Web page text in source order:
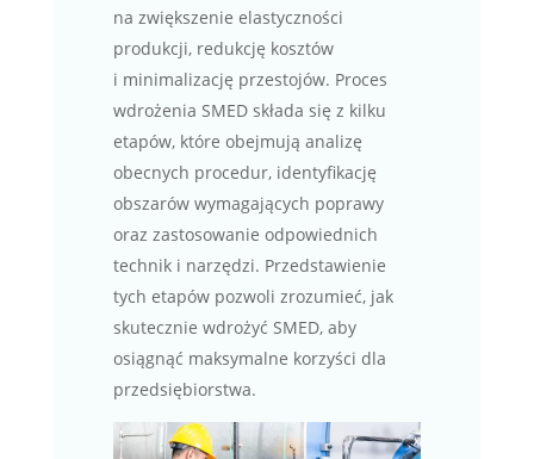
na zwiększenie elastyczności
produkcji, redukcję kosztów
i minimalizację przestojów. Proces
wdrożenia SMED składa się z kilku
etapów, które obejmują analizę
obecnych procedur, identyfikację
obszarów wymagających poprawy
oraz zastosowanie odpowiednich
technik i narzędzi. Przedstawienie
tych etapów pozwoli zrozumieć, jak
skutecznie wdrożyć SMED, aby
osiągnąć maksymalne korzyści dla
przedsiębiorstwa.